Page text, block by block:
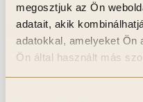
megosztjuk az Ön
adatait, akik
adatokkal, amelyeket Ön
Ön által használt más
115 000Ft
Kosárba teszem